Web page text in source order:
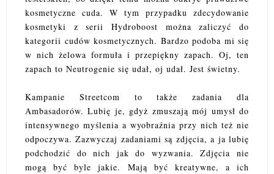
kosmetyczne cuda. W tym przypadku zdecydowanie
kosmetyki z serii Hydroboost można zaliczyć do
kategorii cudów kosmetycznych. Bardzo podoba mi się
w nich żelowa formuła i przepiękny zapach. Oj, ten
zapach to Neutrogenie się udał, oj udał. Jest świetny.
Kampanie Streetcom to także zadania dla
Ambasadorów. Lubię je, gdyż zmuszają mój umysł do
intensywnego myślenia a wyobraźnia przy nich też nie
odpoczywa. Zazwyczaj zadaniami są zdjęcia, a ja lubię
podchodzić do nich jak do wyzwania. Zdjęcia nie
mogą być byle jakie. Mają być kreatywne, a ich